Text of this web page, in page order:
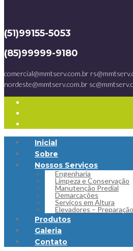
(51)99155-5053
(85)99999-9180
comercial@mmtserv.com.br
nordeste@mmtserv.com.br
Inicial
Sobre
Nossos Serviços
Engenharia
Limpeza e Conservação
Manutenção Predial
Demarcações
Serviços em Altura
Elevadores –
Produtos
Galeria
Contato